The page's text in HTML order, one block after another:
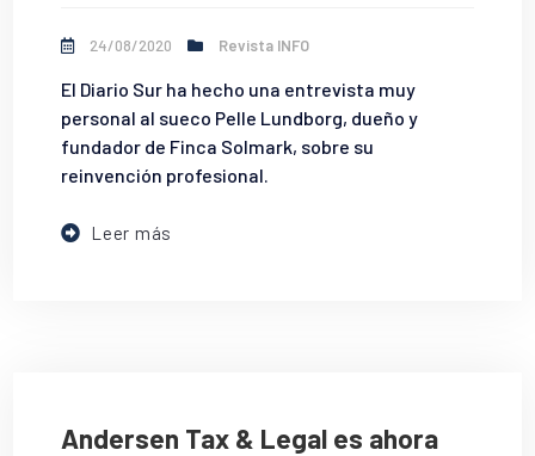
24/08/2020 Revista INFO
El Diario Sur ha hecho una entrevista muy
personal al sueco Pelle Lundborg, dueño y
fundador de Finca Solmark, sobre su
reinvención profesional.
Leer más
Andersen Tax & Legal es ahora